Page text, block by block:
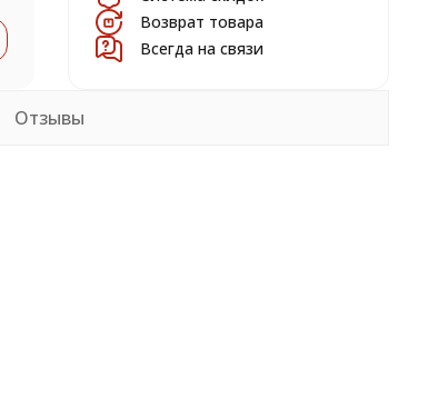
Возврат товара
Всегда на связи
Отзывы